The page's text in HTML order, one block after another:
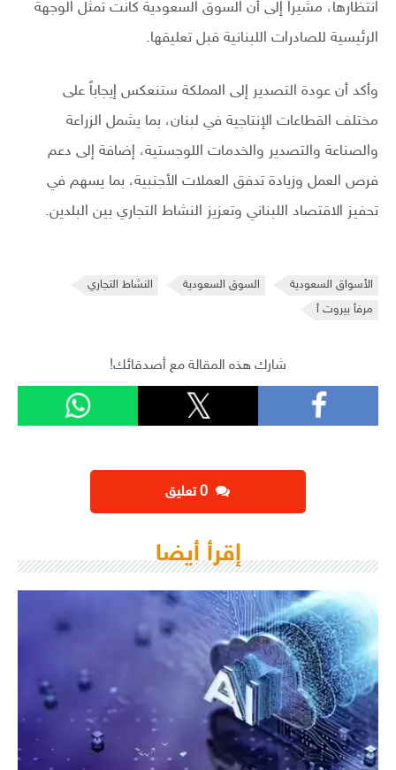
انتظارها، مشيراً إلى أن السوق السعودية كانت تمثل الوجهة
الرئيسية للصادرات اللبنانية قبل تعليقها.
وأكد أن عودة التصدير إلى المملكة ستنعكس إيجاباً على
مختلف القطاعات الإنتاجية في لبنان، بما يشمل الزراعة
والصناعة والتصدير والخدمات اللوجستية، إضافة إلى دعم
فرص العمل وزيادة تدفق العملات الأجنبية، بما يسهم في
تحفيز الاقتصاد اللبناني وتعزيز النشاط التجاري بين البلدين.
الأسواق السعودية السوق السعودية
النشاط التجاري
مرفأ بيروت أ
شارك هذه المقالة مع أصدقائك!
إقرأ أيضا